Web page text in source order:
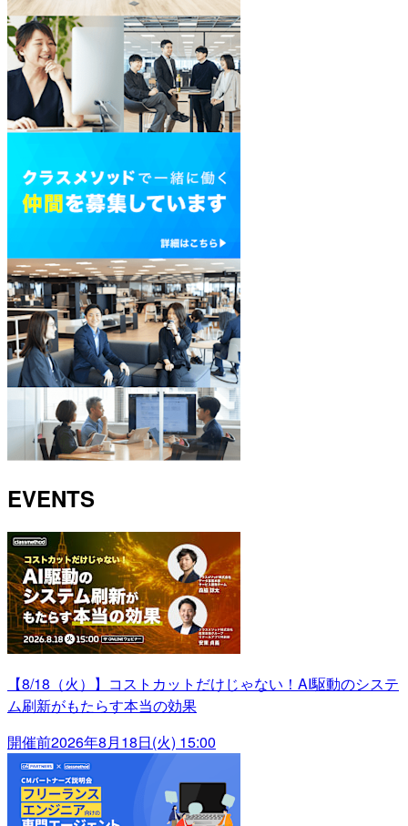
EVENTS
【8/18（火）】コストカットだけじゃない！AI駆動のシステ
ム刷新がもたらす本当の効果
開催前2026年8月18日(火) 15:00